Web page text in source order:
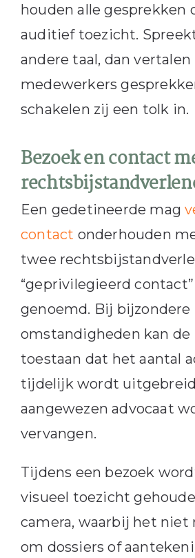
houden alle gesprekken
auditief toezicht.
andere taal, dan vertalen
medewerkers
schakelen zij een tolk in.
Bezoek en contact
Een gedetineerde mag
contact onderhouden
twee
“geprivilegieerd
genoemd. Bij bijzondere
omstandigheden kan
toestaan dat het aantal
tijdelijk wordt
aangewezen advocaat
vervangen.
Tijdens een bezoek
visueel toezicht
camera, waarbij het niet
om dossiers of